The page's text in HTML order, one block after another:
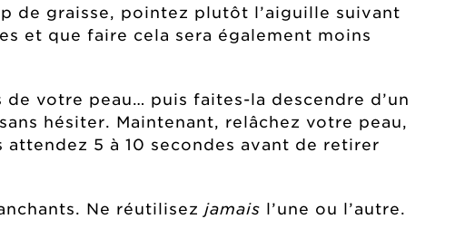
de graisse, pointez plutôt l’aiguille suivant
et que faire cela sera également moins
votre peau… puis faites-la descendre d’un
hésiter. Maintenant, relâchez votre peau,
5 à 10 secondes avant de retirer
Ne réutilisez jamais l’une ou l’autre.